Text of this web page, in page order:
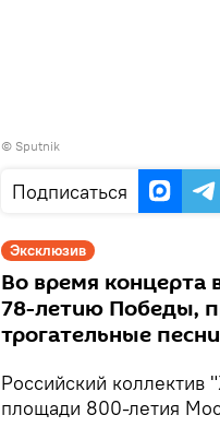
© Sputnik
Подписаться
Эксклюзив
Во время концерта
78-летию Победы,
трогательные
Российский коллектив
площади 800-летия